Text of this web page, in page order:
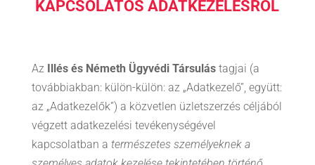
KAPCSOLATOS ADATKEZELÉSRŐL
Az Illés és Németh Ügyvédi Társulás tagjai (a
továbbiakban: külön-külön: az „Adatkezelő”, együtt:
az „Adatkezelők”) a közvetlen üzletszerzés céljából
végzett adatkezelési tevékenységével
kapcsolatban a természetes személyeknek a